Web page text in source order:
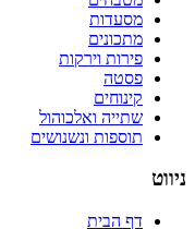
מסעדות
מתכונים
פירות וירקות
פסטה
קינוחים
שתייה ואלכוהול
תוספות ונשנושים
ניווט
דף הבית